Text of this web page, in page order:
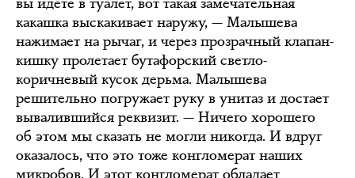
какашка выскакивает наружу, — Малышева
нажимает на рычаг, и через прозрачный клапан-
кишку пролетает бутафорский светло-
коричневый кусок дерьма. Малышева
решительно погружает руку в унитаз и достает
вывалившийся реквизит. — Ничего хорошего
об этом мы сказать не могли никогда. И вдруг
оказалось, что это тоже конгломерат наших